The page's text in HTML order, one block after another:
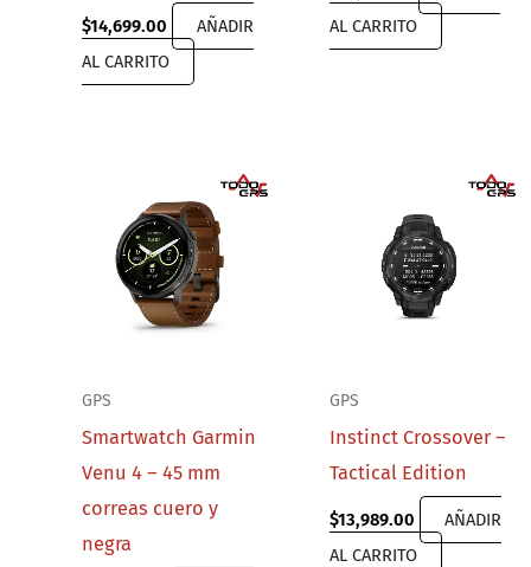
$14,699.00
AÑADIR
AL CARRITO
AL CARRITO
GPS
Smartwatch Garmin
Venu 4 – 45 mm
correas cuero y
negra
GPS
Instinct Crossover –
Tactical Edition
$13,989.00
AÑADIR
AL CARRITO